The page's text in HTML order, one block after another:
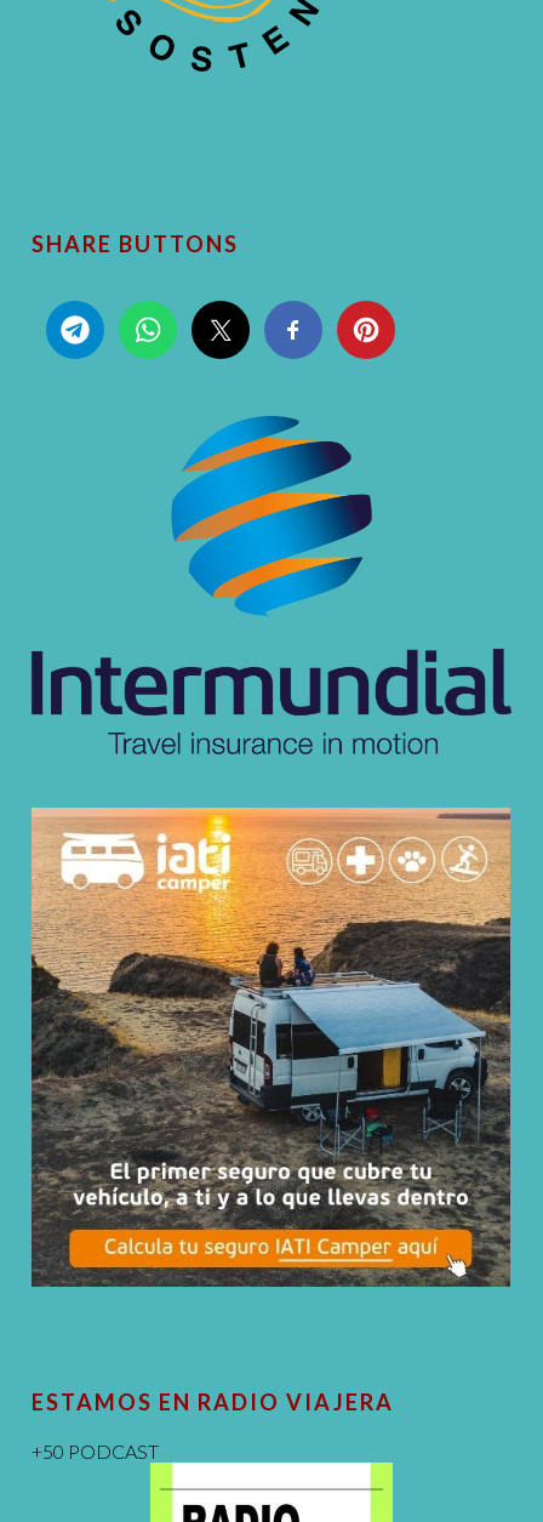
SHARE BUTTONS
ESTAMOS EN RADIO VIAJERA
+50 PODCAST